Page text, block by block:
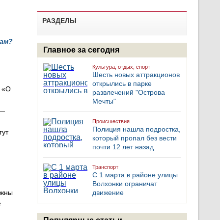
РАЗДЕЛЫ
Главное за сегодня
Культура, отдых, спорт
Шесть новых аттракционов
открылись в парке
развлечений "Острова
Мечты"
Происшествия
Полиция нашла подростка,
который пропал без вести
почти 12 лет назад
Транспорт
С 1 марта в районе улицы
Волхонки ограничат
движение
«О